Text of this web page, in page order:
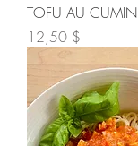
TOFU AU CUMIN
Prix
12,50 $